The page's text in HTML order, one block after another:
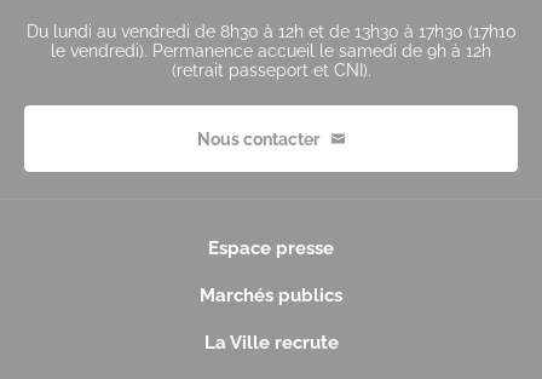
Du lundi au vendredi de 8h30 à 12h et de 13h30 à 17h30 (17h10
le vendredi). Permanence accueil le samedi de 9h à 12h
(retrait passeport et CNI).
Nous contacter
Espace presse
Marchés publics
La Ville recrute